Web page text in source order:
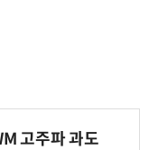
고주파 과도